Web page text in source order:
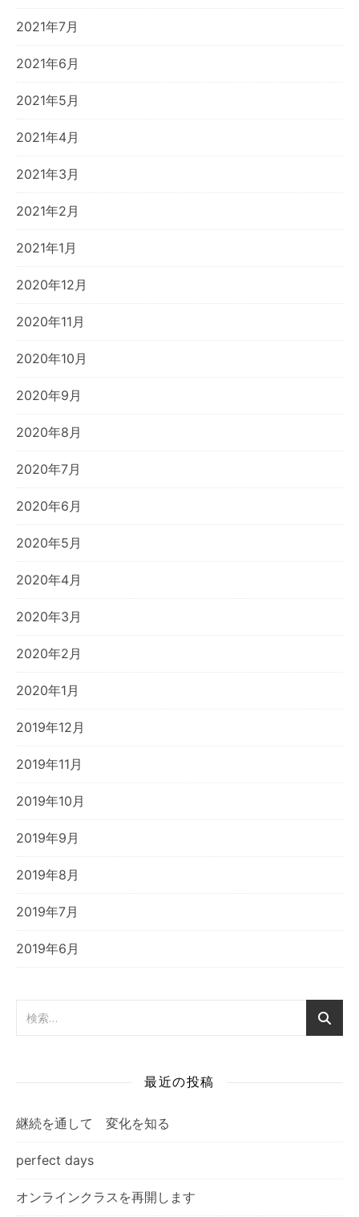
2021年7月
2021年6月
2021年5月
2021年4月
2021年3月
2021年2月
2021年1月
2020年12月
2020年11月
2020年10月
2020年9月
2020年8月
2020年7月
2020年6月
2020年5月
2020年4月
2020年3月
2020年2月
2020年1月
2019年12月
2019年11月
2019年10月
2019年9月
2019年8月
2019年7月
2019年6月
最近の投稿
継続を通して 変化を知る
perfect days
オンラインクラスを再開します